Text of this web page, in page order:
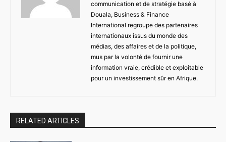
communication et de stratégie basé à
Douala, Business & Finance
International regroupe des partenaires
internationaux issus du monde des
médias, des affaires et de la politique,
mus par la volonté de fournir une
information vraie, crédible et exploitable
pour un investissement sûr en Afrique.
RELATED ARTICLES